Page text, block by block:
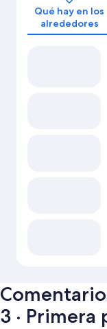
Qué hay en los
alrededores
3 · Primera